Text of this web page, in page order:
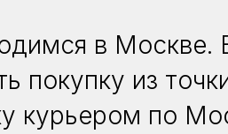
в Москве.
покупку из
курьером по